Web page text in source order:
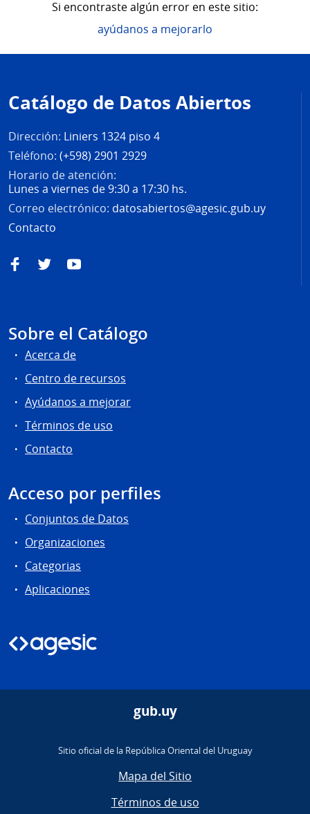
Si encontraste algún error en este sitio:
ayúdanos a mejorarlo
de
página
Catálogo de Datos Abiertos
Dirección: Liniers 1324 piso 4
Teléfono: (+598) 2901 2929
Horario de atención:
Lunes a viernes de 9:30 a 17:30 hs.
Correo electrónico: datosabiertos@agesic.gub.uy
Contacto
FacebookTwitterYouTube
Sobre el Catálogo
Acerca de
Centro de recursos
Ayúdanos a mejorar
Términos de uso
Contacto
Acceso por perfiles
Conjuntos de Datos
Organizaciones
Categorias
Aplicaciones
gub.uy
Sitio oficial de la República Oriental del Uruguay
Mapa del Sitio
Términos de uso